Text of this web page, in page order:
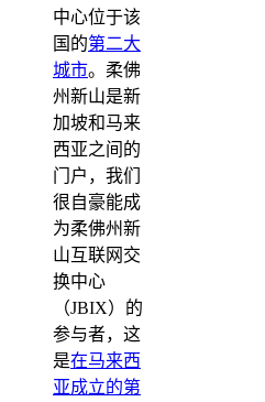
中心位于该
国的第二大
城市。柔佛
州新山是新
加坡和马来
西亚之间的
门户，我们
很自豪能成
为柔佛州新
山互联网交
换中心
（JBIX）的
参与者，这
是在马来西
亚成立的第